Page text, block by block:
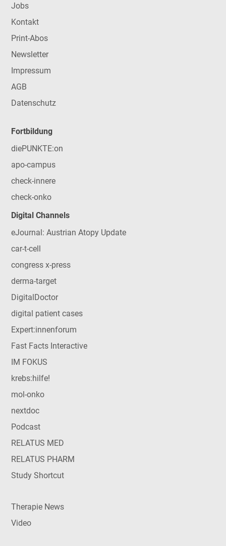
Jobs
Kontakt
Print-Abos
Newsletter
Impressum
AGB
Datenschutz
Fortbildung
diePUNKTE:on
apo-campus
check-innere
check-onko
Digital Channels
eJournal: Austrian Atopy Update
car-t-cell
congress x-press
derma-target
DigitalDoctor
digital patient cases
Expert:innenforum
Fast Facts Interactive
IM FOKUS
krebs:hilfe!
mol-onko
nextdoc
Podcast
RELATUS MED
RELATUS PHARM
Study Shortcut
Therapie News
Video